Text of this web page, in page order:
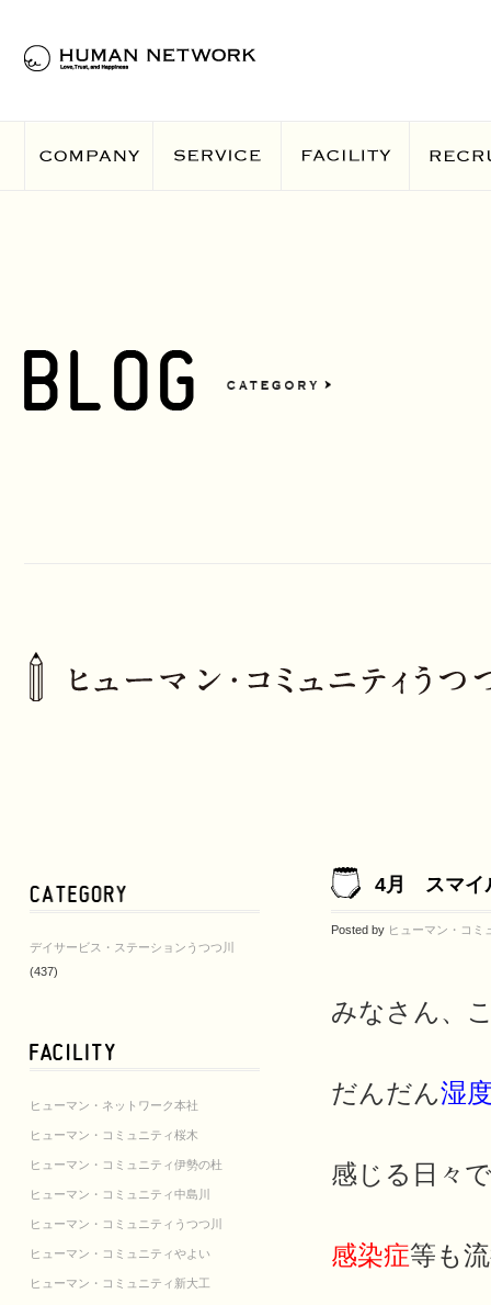
デイサービス・ステーションうつつ川
(437)
ヒューマン・ネットワーク本社
ヒューマン・コミュニティ桜木
ヒューマン・コミュニティ伊勢の杜
ヒューマン・コミュニティ中島川
ヒューマン・コミュニティうつつ川
ヒューマン・コミュニティやよい
ヒューマン・コミュニティ新大工
4月 スマイ
Posted by ヒューマン・コミ
みなさん、
だんだん湿
感じる日々
感染症等も